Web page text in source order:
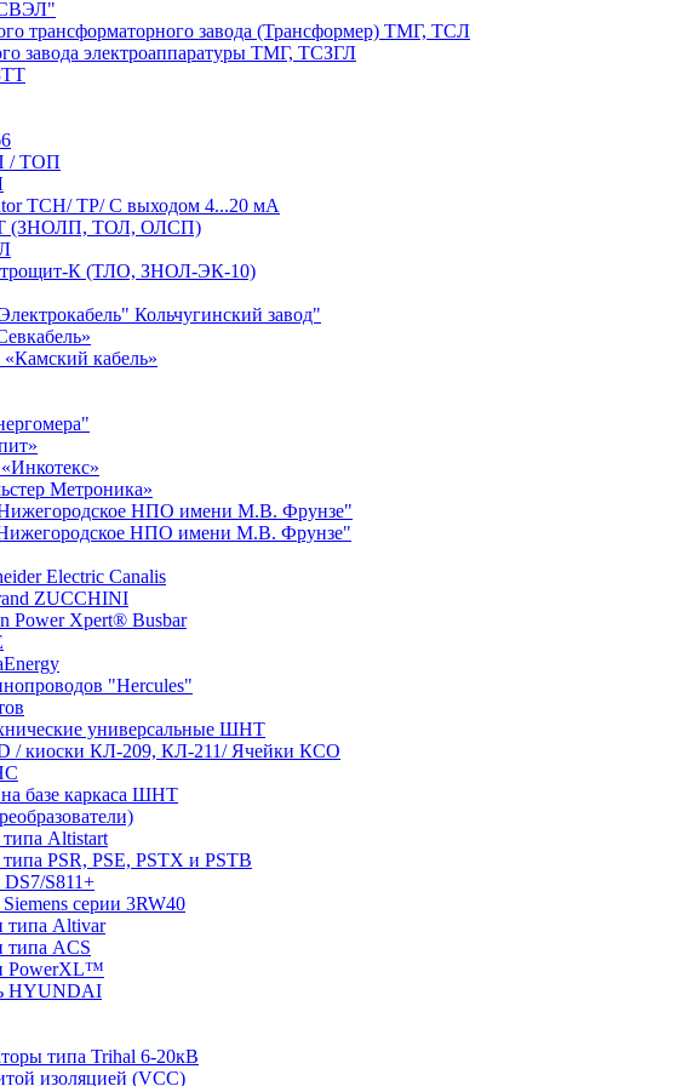
трансформаторного завода (Трансформер) ТМГ, ТСЛ
завода электроаппаратуры ТМГ, ТСЗГЛ
/ ТОП
TCH/ TP/ С выходом 4...20 мА
(ЗНОЛП, ТОЛ, ОЛСП)
К (ТЛО, ЗНОЛ-ЭК-10)
Кольчугинский завод"
кабель»
Метроника»
НПО имени М.В. Фрунзе"
НПО имени М.В. Фрунзе"
Electric Canalis
ZUCCHINI
Power Xpert® Busbar
"Hercules"
универсальные ШНТ
/ киоски КЛ-209, КЛ-211/ Ячейки КСО
базе каркаса ШНТ
типа Altistart
PSR, PSE, PSTX и PSTB
DS7/S811+
серии 3RW40
типа Altivar
типа ACS
PowerXL™
HYUNDAI
типа Trihal 6-20кВ
изоляцией (VCC)